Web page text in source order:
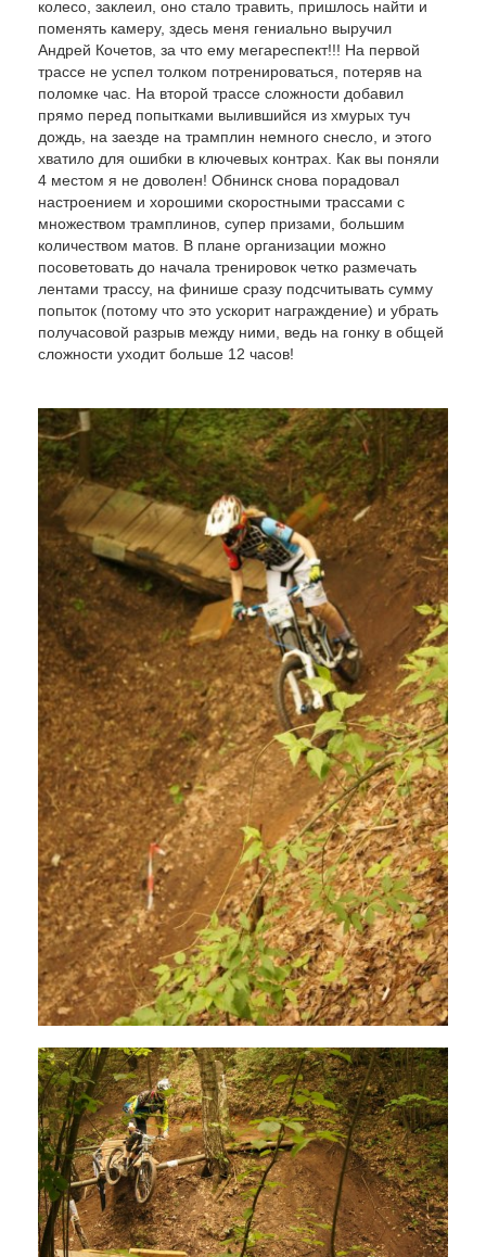
колесо, заклеил, оно стало травить, пришлось найти и
поменять камеру, здесь меня гениально выручил
Андрей Кочетов, за что ему мегареспект!!! На первой
трассе не успел толком потренироваться, потеряв на
поломке час. На второй трассе сложности добавил
прямо перед попытками вылившийся из хмурых туч
дождь, на заезде на трамплин немного снесло, и этого
хватило для ошибки в ключевых контрах. Как вы поняли
4 местом я не доволен! Обнинск снова порадовал
настроением и хорошими скоростными трассами с
множеством трамплинов, супер призами, большим
количеством матов. В плане организации можно
посоветовать до начала тренировок четко размечать
лентами трассу, на финише сразу подсчитывать сумму
попыток (потому что это ускорит награждение) и убрать
получасовой разрыв между ними, ведь на гонку в общей
сложности уходит больше 12 часов!